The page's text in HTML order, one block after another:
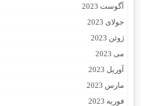
آگوست 2023
جولای 2023
ژوئن 2023
می 2023
آوریل 2023
مارس 2023
فوریه 2023